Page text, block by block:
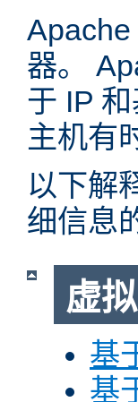
器。
于 IP
主机有
以下解
细信息
虚
基
基